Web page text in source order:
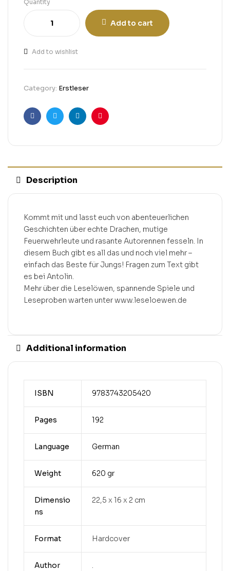
Quantity
Add to cart
Add to wishlist
Category: Erstleser
FacebookTwitterLinkedinPinterest
Description
Kommt mit und lasst euch von abenteuerlichen
Geschichten über echte Drachen, mutige
Feuerwehrleute und rasante Autorennen fesseln. In
diesem Buch gibt es all das und noch viel mehr –
einfach das Beste für Jungs! Fragen zum Text gibt
es bei Antolin.
Mehr über die Leselöwen, spannende Spiele und
Leseproben warten unter www.leseloewen.de
Additional information
ISBN 9783743205420
Pages 192
Language German
Weight 620 gr
Dimensio
ns
22,5 x 16 x 2 cm
Format Hardcover
Author .